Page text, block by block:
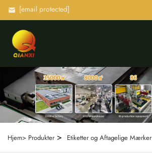
[email protected]
Hjem> Produkter> Etiketter og Aftagelige Mærker